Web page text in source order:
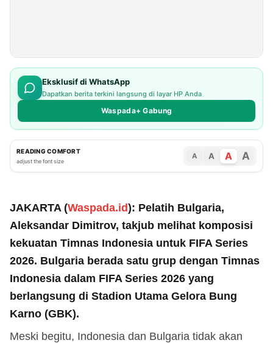
Eksklusif di WhatsApp
Dapatkan berita terkini langsung di layar HP Anda
Waspada+ Gabung
READING COMFORT
adjust the font size
A A A A
JAKARTA (Waspada.id): Pelatih Bulgaria,
Aleksandar Dimitrov, takjub melihat komposisi
kekuatan Timnas Indonesia untuk FIFA Series
2026. Bulgaria berada satu grup dengan Timnas
Indonesia dalam FIFA Series 2026 yang
berlangsung di Stadion Utama Gelora Bung
Karno (GBK).
Meski begitu, Indonesia dan Bulgaria tidak akan